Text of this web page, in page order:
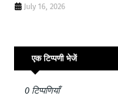
July 16, 2026
एक टिप्पणी भेजें
0 टिप्पणियाँ